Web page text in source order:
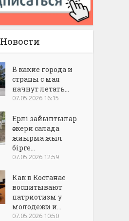
Новости
В какие города и
страны с мая
начнут летать...
07.05.2026 16:15
Ерлі зайыптылар
әскери салада
жиырма жыл
бірге...
07.05.2026 12:59
Как в Костанае
воспитывают
патриотизм у
молодежи и...
07.05.2026 10:50